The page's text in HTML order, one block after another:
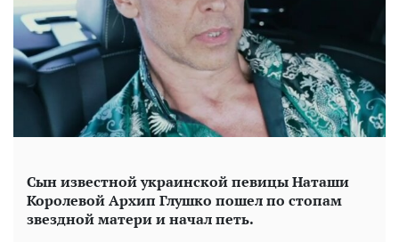
Сын известной украинской певицы Наташи
Королевой Архип Глушко пошел по стопам
звездной матери и начал петь.